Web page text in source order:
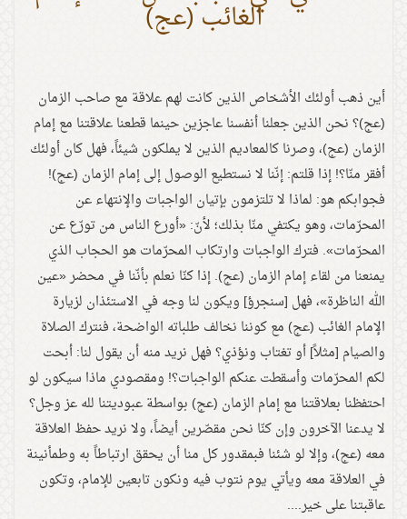
الغائب (عج)
أين ذهب أولئك الأشخاص الذين كانت لهم علاقة مع صاحب الزمان
(عج)؟ نحن الذين جعلنا أنفسنا عاجزين حينما قطعنا علاقتنا مع إمام
الزمان (عج)، وصرنا كالمعاديم الذين لا يملكون شيئاً، فهل كان أولئك
أفقر منّا؟! إذا قلتم: إنّنا لا نستطيع الوصول إلى إمام الزمان (عج)!
فجوابكم هو: لماذا لا تلتزمون بإتيان الواجبات والإنتهاء عن
المحرّمات، وهو يكتفي منّا بذلك؛ لأنّ: «أورع الناس من تورّع عن
المحرّمات». فترك الواجبات وارتكاب المحرّمات هو الحجاب الذي
يمنعنا من لقاء إمام الزمان (عج). إذا كنّا نعلم بأنّنا في محضر «عين
الله الناظرة»، فهل [سنجرؤ] ويكون لنا وجه في الاستئذان لزيارة
الإمام الغائب (عج) مع كوننا نخالف طلباته الواضحة، فنترك الصلاة
والصيام [مثلاً] أو تغتاب ونؤذي؟ فهل نريد منه أن يقول لنا: أبحت
لكم المحرّمات وأسقطت عنكم الواجبات؟! ومقصودي ماذا سيكون لو
احتفظنا بعلاقتنا مع إمام الزمان (عج) بواسطة عبوديتنا لله عز وجل؟
لا يدعنا الآخرون وإن كنّا نحن مقصّرين أيضاً، ولا نريد حفظ العلاقة
معه (عج)، وإلا لو شئنا فبمقدور كل منا أن يحقق ارتباطاً به وطمأنينة
في العلاقة معه ويأتي يوم نتوب فيه ونكون تابعين للإمام، وتكون
عاقبتنا على خير....